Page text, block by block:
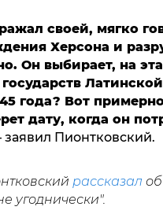
своей, мягко
Херсона и
Он выбирает, на
государств
года? Вот
дату, когда он
заявил Пионтковский.
рассказал
угоднически".